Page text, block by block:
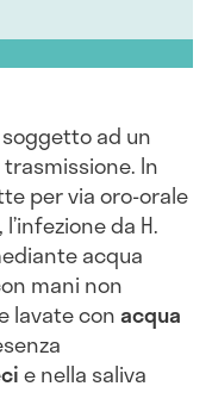
ad un
In
per via oro-orale
da H.
acqua
mani non
lavate conacqua
e nella saliva